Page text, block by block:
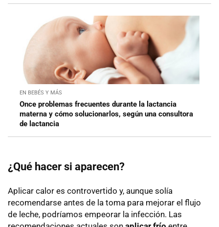
EN BEBÉS Y MÁS
Once problemas frecuentes durante la lactancia
materna y cómo solucionarlos, según una consultora
de lactancia
¿Qué hacer si aparecen?
Aplicar calor es controvertido y, aunque solía
recomendarse antes de la toma para mejorar el flujo
de leche, podríamos empeorar la infección. Las